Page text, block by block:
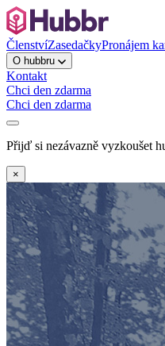
ČlenstvíZasedačkyPronájem
O hubbru
Kontakt
Chci den zdarma
Chci den zdarma
Přijď si nezávazně vyzkoušet
×